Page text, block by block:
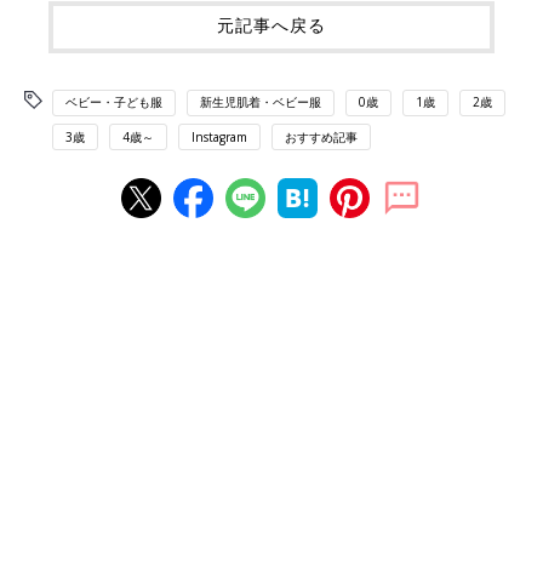
元記事へ戻る
ベビー・子ども服 新生児肌着・ベビー服 0歳 1歳 2歳
3歳 4歳～ Instagram おすすめ記事